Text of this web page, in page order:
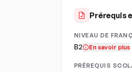
Prérequis
NIVEAU DE
B2 En savoir plus
PRÉREQUIS